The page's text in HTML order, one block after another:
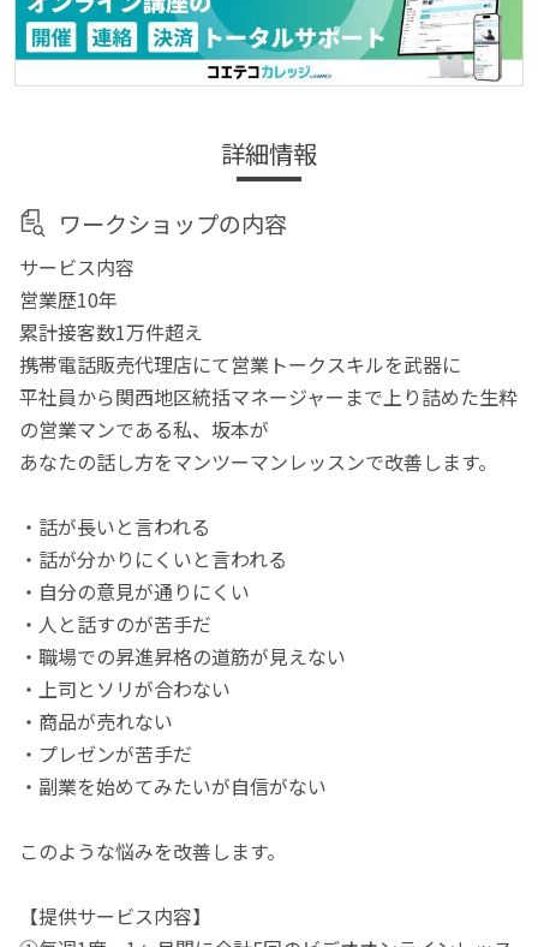
詳細情報
ワークショップの内容
サービス内容
営業歴10年
累計接客数1万件超え
携帯電話販売代理店にて営業トークスキルを武器に
平社員から関西地区統括マネージャーまで上り詰めた生粋
の営業マンである私、坂本が
あなたの話し方をマンツーマンレッスンで改善します。
・話が長いと言われる
・話が分かりにくいと言われる
・自分の意見が通りにくい
・人と話すのが苦手だ
・職場での昇進昇格の道筋が見えない
・上司とソリが合わない
・商品が売れない
・プレゼンが苦手だ
・副業を始めてみたいが自信がない
このような悩みを改善します。
【提供サービス内容】